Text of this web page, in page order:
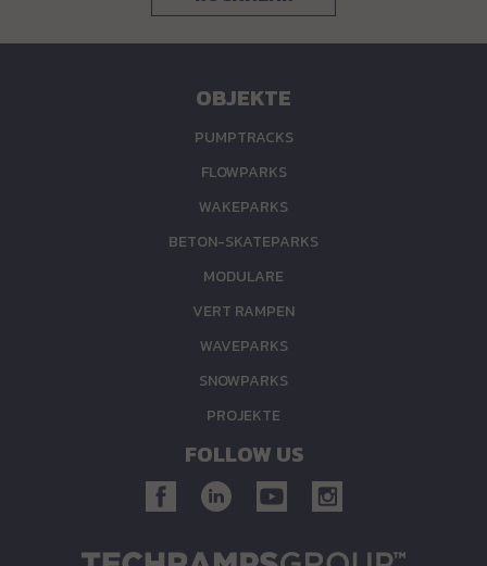
OBJEKTE
PUMPTRACKS
FLOWPARKS
WAKEPARKS
BETON-SKATEPARKS
MODULARE
VERT RAMPEN
WAVEPARKS
SNOWPARKS
PROJEKTE
FOLLOW US